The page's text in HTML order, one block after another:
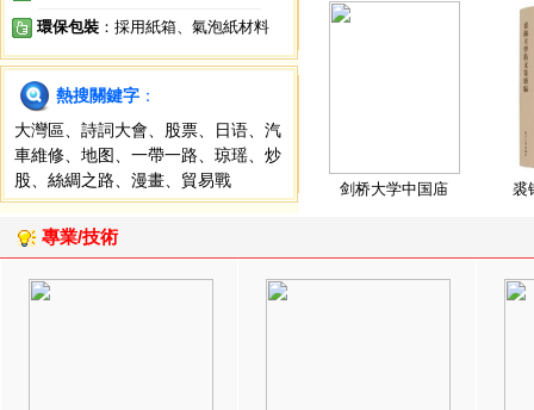
環保包裝 ：採用紙箱、氣泡紙材料
熱搜關鍵字 ：
大灣區
詩詞大會 股票 日语
汽
車維修
地图 一帶一路 琼瑶
炒
股
絲綢之路 漫畫 貿易戰 剑桥大学中国庙 裘
專業/技術